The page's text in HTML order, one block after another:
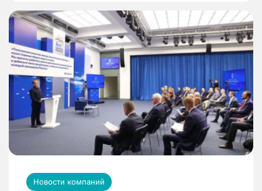
Новости компаний